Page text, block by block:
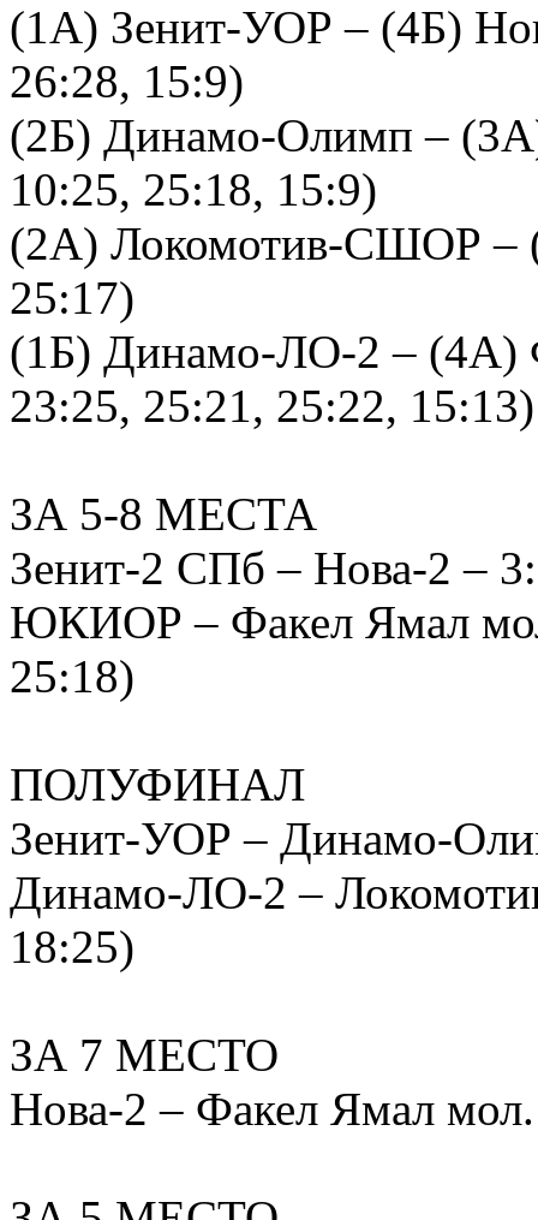
(1А) Зенит-УОР – (4Б)
26:28, 15:9)
(2Б) Динамо-Олимп –
10:25, 25:18, 15:9)
(2А) Локомотив-СШОР –
25:17)
(1Б) Динамо-ЛО-2 – (4А)
23:25, 25:21, 25:22, 15:13)
ЗА 5-8 МЕСТА
Зенит-2 СПб – Нова-2 –
ЮКИОР – Факел Ямал
25:18)
ПОЛУФИНАЛ
Зенит-УОР – Динамо-
Динамо-ЛО-2 –
18:25)
ЗА 7 МЕСТО
Нова-2 – Факел Ямал